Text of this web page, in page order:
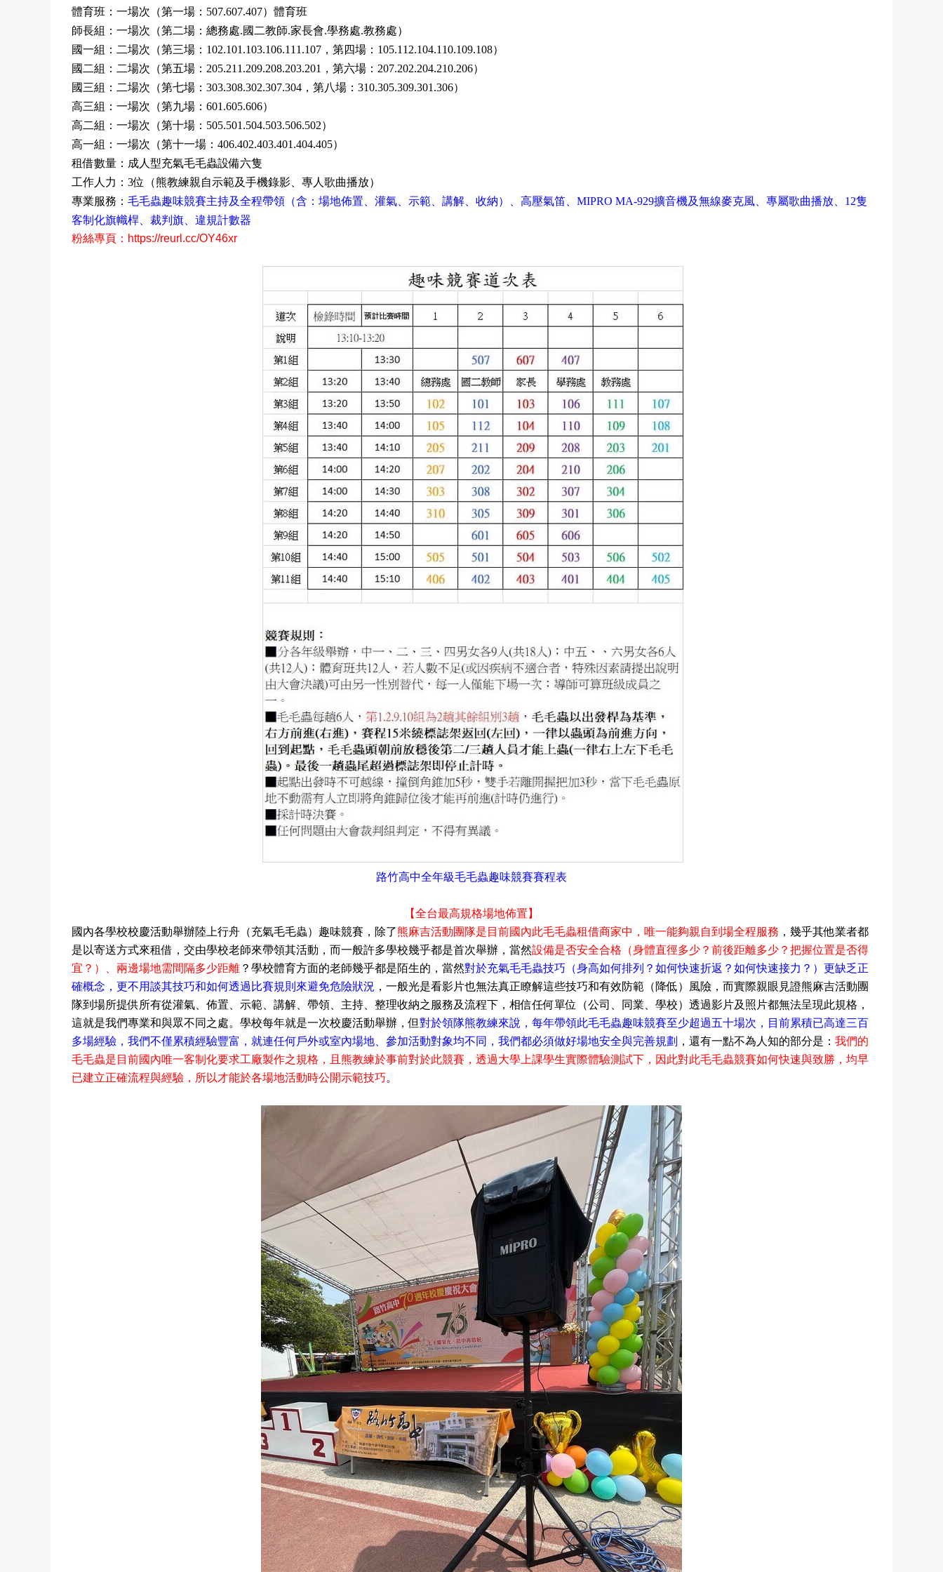
體育班：一場次（第一場： 507.607.407）體育班
師長組：一場次（第二場：總務處.國二教師.家長會.學務處.教務處）
國一組：二場次（第三場： 102.101.103.106.111.107 ，第四場： 105.112.104.110.109.108）
國二組：二場次（第五場： 205.211.209.208.203.201 ， 第六場： 207.202.204.210.206）
國三組：二場次（第七場： 303.308.302.307.304 ， 第八場： 310.305.309.301.306）
高三組：一場次（第九場： 601.605.606）
高二組：一場次（第十場： 505.501.504.503.506.502）
高一組：一場次（第十一場： 406.402.403.401.404.405）
租借數量：成人型充氣毛毛蟲設備六隻
工作人力： 3位（熊教練親自示範及手機錄影、專人歌曲播放）
專業服務： 毛毛蟲趣味競賽主持及全程帶領（含：場地佈置、灌氣、示範、講解、收納）、高壓氣笛、 MIPRO MA-929擴音機及無線麥克風、專屬歌曲播放、 12隻
客制化旗幟桿、裁判旗、違規計數器
粉絲專頁： https://reurl.cc/OY46xr
路竹高中全年級毛毛蟲趣味競賽賽程表
【全台最高規格場地佈置】
國內各學校校慶活動舉辦陸上行舟（充氣毛毛蟲）趣味競賽，除了熊麻吉活動團隊是目前國內此毛毛蟲租借商家中，唯一能夠親自到場全程服務 ，幾乎其他業者都
是以寄送方式來租借，交由學校老師來帶領其活動，而一般許多學校幾乎都是首次舉辦，當然設備是否安全合格（身體直徑多少？前後距離多少？ 把握位置是否得
宜？）、兩邊場地需間隔多少距離 ？學校體育方面的老師幾乎都是陌生的，當然對於充氣毛毛蟲技巧（身高如何排列？如何快速折返？如何快速接力？）更缺乏正
確概念，更不用談其技巧和如何透過比賽規則來避免危險狀況 ，一般光是看影片也無法真正瞭解這些技巧和有效防範（降低）風險，而實際親眼見證熊麻吉活動團
隊到場所提供所有從灌氣、佈置、示範、講解 、帶領 、主持 、整理收納之 服務及流程下，相信任何單位（公司 、同業 、學校） 透過影片及照片都無法呈現此規格，
這就是我們專業和與眾不同之處。學校每年就是一次校慶活動舉辦，但對於領隊熊教練來說，每年帶領此毛毛蟲趣味競賽至少超過五十場次，目前累積已高達三百
多場經驗，我們不僅累積經驗豐富，就連任何戶外或室內場地、參加活動對象均不同，我們都必須做好場地安全與完善規劃 ，還有一點不為人知的部分是： 我們的
毛毛蟲是目前國內唯一客制化要求工廠製作之規格，且熊教練於事前對於此競賽，透過大學上課學生實際體驗測試下，因此對此毛毛蟲競賽如何快速與致勝，均早
已建立正確流程與經驗，所以才能於各場地活動時公開示範技巧。